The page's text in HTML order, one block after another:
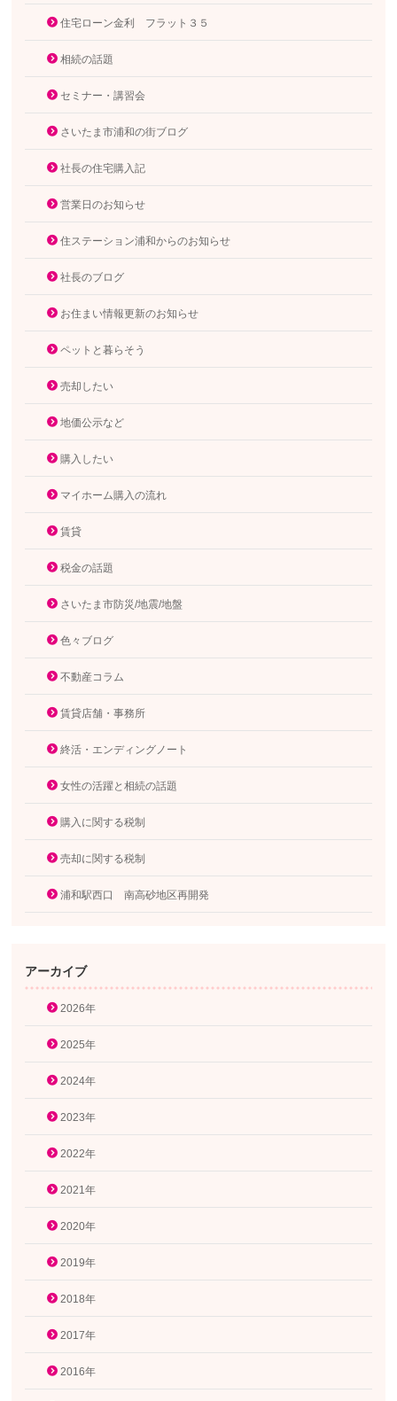
住宅ローン金利 フラット３５
相続の話題
セミナー・講習会
さいたま市浦和の街ブログ
社長の住宅購入記
営業日のお知らせ
住ステーション浦和からのお知らせ
社長のブログ
お住まい情報更新のお知らせ
ペットと暮らそう
売却したい
地価公示など
購入したい
マイホーム購入の流れ
賃貸
税金の話題
さいたま市防災/地震/地盤
色々ブログ
不動産コラム
賃貸店舗・事務所
終活・エンディングノート
女性の活躍と相続の話題
購入に関する税制
売却に関する税制
浦和駅西口 南高砂地区再開発
アーカイブ
2026年
2025年
2024年
2023年
2022年
2021年
2020年
2019年
2018年
2017年
2016年